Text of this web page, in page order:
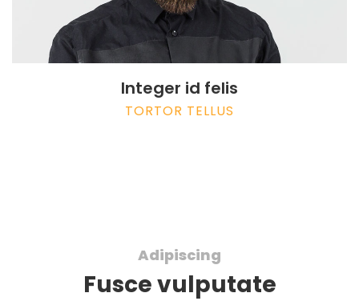
Integer id felis
TORTOR TELLUS
Adipiscing
Fusce vulputate